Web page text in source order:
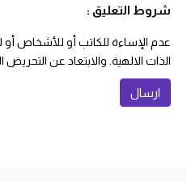
شروط التعليق :
عدم الإساءة للكاتب أو للأشخاص
الذات الالهية. والابتعاد عن